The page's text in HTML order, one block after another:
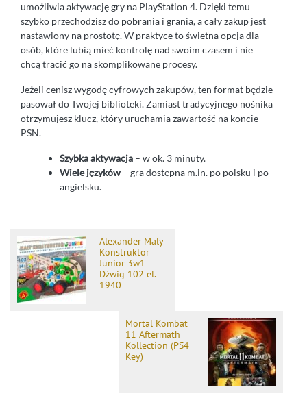
umożliwia aktywację gry na PlayStation 4. Dzięki temu
szybko przechodzisz do pobrania i grania, a cały zakup jest
nastawiony na prostotę. W praktyce to świetna opcja dla
osób, które lubią mieć kontrolę nad swoim czasem i nie
chcą tracić go na skomplikowane procesy.
Jeżeli cenisz wygodę cyfrowych zakupów, ten format będzie
pasował do Twojej biblioteki. Zamiast tradycyjnego nośnika
otrzymujesz klucz, który uruchamia zawartość na koncie
PSN.
Szybka aktywacja – w ok. 3 minuty.
Wiele języków– gra dostępna m.in. po polsku i po
angielsku.
Alexander Maly
Konstruktor
Junior 3w1
Dźwig 102 el.
1940
Mortal Kombat
11 Aftermath
Kollection (PS4
Key)